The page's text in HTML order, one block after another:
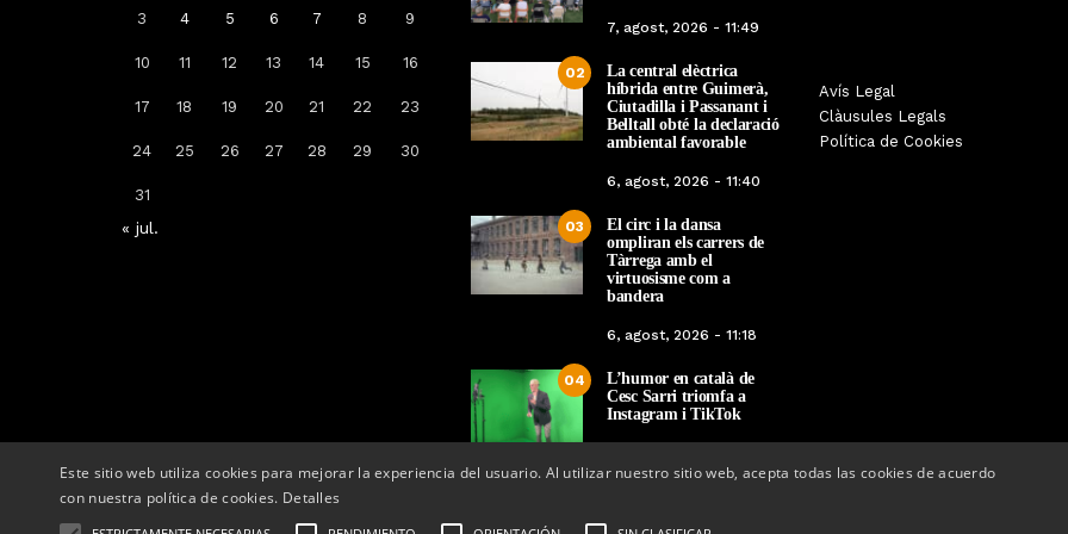
3 4 5 6 7 8 9
10 11 12 13 14 15 16
17 18 19 20 21 22 23
24 25 26 27 28 29 30
31
« jul.
7, agost, 2026 - 11:49
02
La central elèctrica
híbrida entre Guimerà,
Ciutadilla i Passanant i
Belltall obté la declaració
ambiental favorable
6, agost, 2026 - 11:40
03
El circ i la dansa
ompliran els carrers de
Tàrrega amb el
virtuosisme com a
bandera
6, agost, 2026 - 11:18
04
L’humor en català de
Cesc Sarri triomfa a
Instagram i TikTok
Avís Legal
Clàusules Legals
Política de Cookies
Arrenca la campanya de
vacunació: a qui li toca la de la
grip, COVID-19 o totes dues
14, octubre, 2025 - 08:04
Tàrrega farà bategar la història
amb l’estrena de “Lo Pedrafoc”,
la nova bèstia festiva de
12, maig, 2026 - 09:29
Tàrrega edita un
història dels gegants
en el marc de la
Este sitio web utiliza cookies para mejorar la experiencia del usuario. Al utilizar nuestro sitio web, acepta todas las cookies de acuerdo
con nuestra política de cookies. Detalles